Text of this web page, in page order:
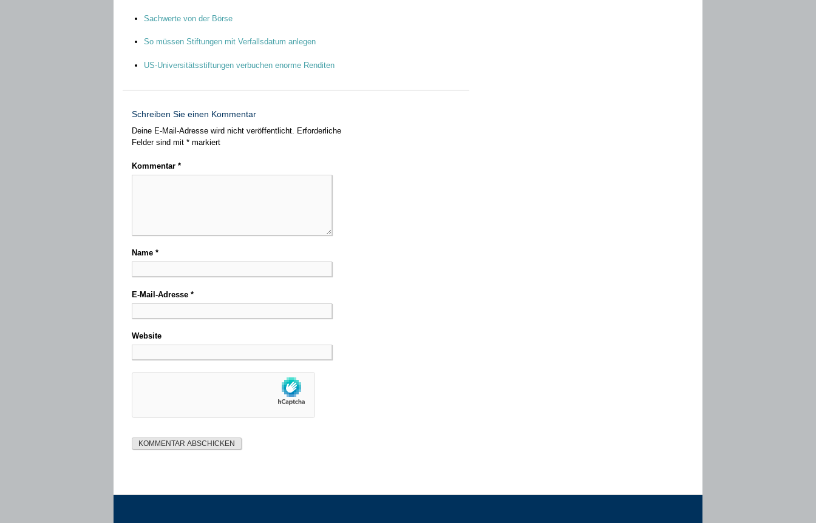
Sachwerte von der Börse
So müssen Stiftungen mit Verfallsdatum anlegen
US-Universitätsstiftungen verbuchen enorme Renditen
Schreiben Sie einen Kommentar
Deine E-Mail-Adresse wird nicht veröffentlicht. Erforderliche
Felder sind mit * markiert
Kommentar *
Name *
E-Mail-Adresse *
Website